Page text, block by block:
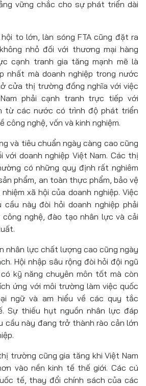
vững chắc cho sự phát triển dài
to lớn, làn sóng FTA cũng đặt ra
nhỏ đối với thương mại hàng
cạnh tranh gia tăng mạnh mẽ là
nhất mà doanh nghiệp trong nước
cửa thị trường đồng nghĩa với việc
phải cạnh tranh trực tiếp với
từ các nước có trình độ phát triển
công nghệ, vốn và kinh nghiệm.
và tiêu chuẩn ngày càng cao cũng
doanh nghiệp Việt Nam. Các thị
có những quy định rất nghiêm
phẩm, an toàn thực phẩm, bảo vệ
xã hội của doanh nghiệp. Việc
này đòi hỏi doanh nghiệp phải
nghệ, đào tạo nhân lực và cải
nhân lực chất lượng cao cũng ngày
Hội nhập sâu rộng đòi hỏi đội ngũ
kỹ năng chuyên môn tốt mà còn
ứng với môi trường làm việc quốc
ngữ và am hiểu về các quy tắc
Sự thiếu hụt nguồn nhân lực đáp
cầu này đang trở thành rào cản lớn
trường cũng gia tăng khi Việt Nam
vào nền kinh tế thế giới. Các cú
tế, thay đổi chính sách của các